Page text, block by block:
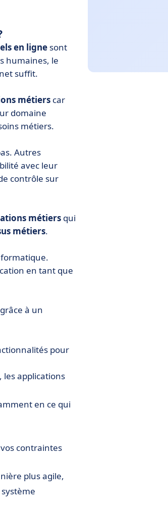
en ligne sont
humaines, le
suffit.
métiers car
domaine
métiers.
Autres
avec leur
contrôle sur
métiers qui
métiers.
en tant que
à un
pour
les applications
en ce qui
contraintes
plus agile,